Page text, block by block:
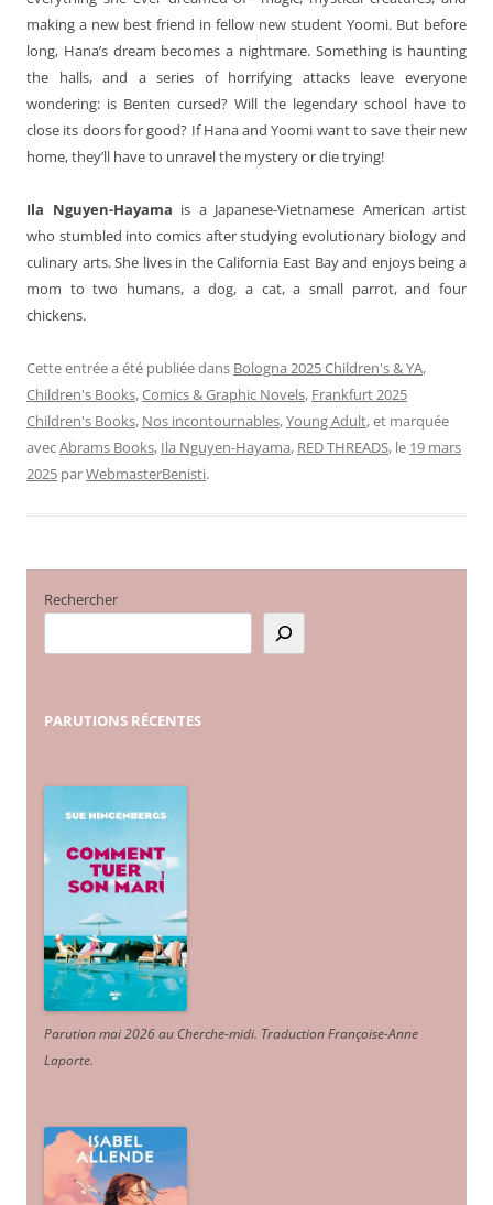
making a new best friend in fellow new student Yoomi. But before
long, Hana’s dream becomes a nightmare. Something is haunting
the halls, and a series of horrifying attacks leave everyone
wondering: is Benten cursed? Will the legendary school have to
close its doors for good? If Hana and Yoomi want to save their new
home, they’ll have to unravel the mystery or die trying!
Ila Nguyen-Hayama is a Japanese-Vietnamese American artist
who stumbled into comics after studying evolutionary biology and
culinary arts. She lives in the California East Bay and enjoys being a
mom to two humans, a dog, a cat, a small parrot, and four
chickens.
Cette entrée a été publiée dans Bologna 2025 Children's & YA,
Children's Books,Comics & Graphic Novels, Frankfurt 2025
Children's Books, Nos incontournables,Young Adult, et marquée
avecAbrams Books, Ila Nguyen-Hayama, RED THREADS, le 19 mars
2025 parWebmasterBenisti.
Rechercher
PARUTIONS RÉCENTES
Parution mai 2026 au Cherche-midi. Traduction Françoise-Anne
Laporte.